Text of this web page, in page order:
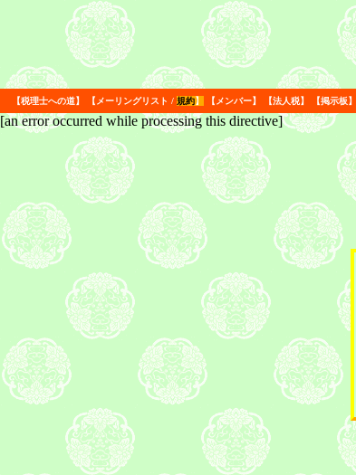
【税理士への道】 【 メーリングリスト / 規約】 【 メンバー】 【法人税】 【掲示板】
[an error occurred while processing this directive]